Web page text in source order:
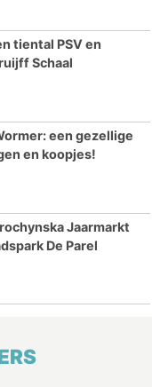
tiental PSV en
Schaal
een gezellige
en koopjes!
Jaarmarkt
De Parel